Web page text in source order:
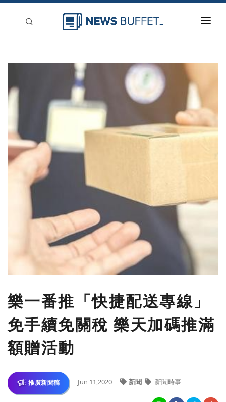
樂一番推「快捷配送專線」
免手續免關稅 樂天加碼推滿
額贈活動
推廣新聞稿 Jun 11,2020 新聞 新聞時事